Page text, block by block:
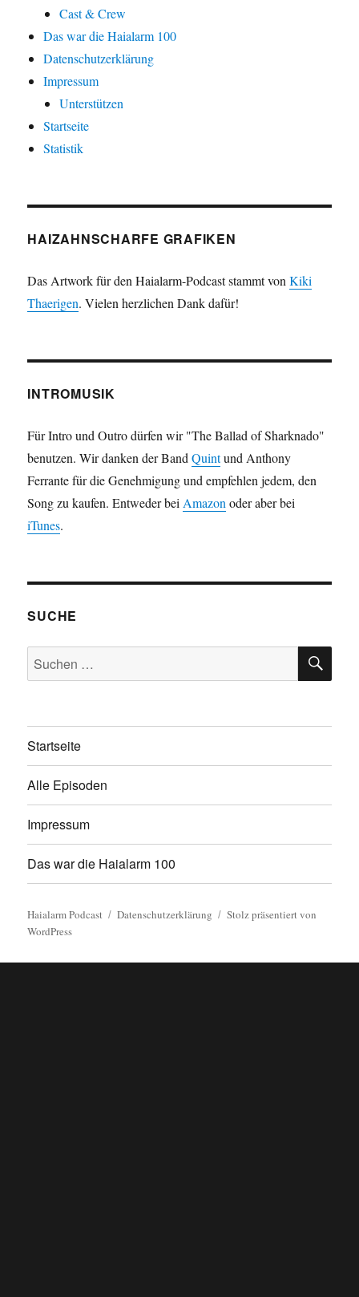
Cast & Crew
Das war die Haialarm 100
Datenschutzerklärung
Impressum
Unterstützen
Startseite
Statistik
HAIZAHNSCHARFE GRAFIKEN
Das Artwork für den Haialarm-Podcast stammt vonKiki
Thaerigen. Vielen herzlichen Dank dafür!
INTROMUSIK
Für Intro und Outro dürfen wir "The Ballad of Sharknado"
benutzen. Wir danken der BandQuintund Anthony
Ferrante für die Genehmigung und empfehlen jedem, den
Song zu kaufen. Entweder bei Amazon oder aber bei
iTunes.
SUCHE
Suchen
nach:
Startseite
Alle Episoden
Impressum
Das war die Haialarm 100
Haialarm Podcast Datenschutzerklärung
Stolz präsentiert von
WordPress